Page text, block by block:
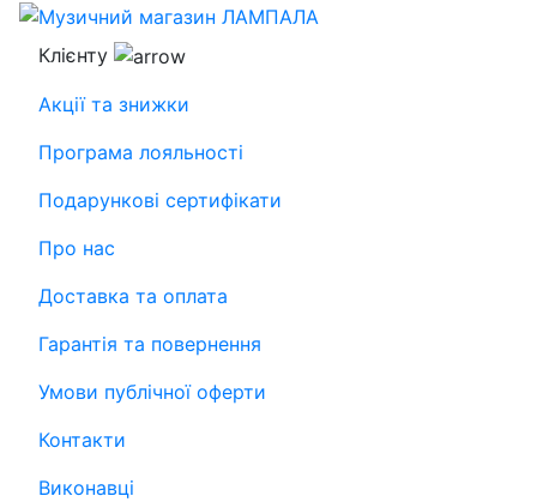
Клієнту
Акції та знижки
Програма лояльності
Подарункові сертифікати
Про нас
Доставка та оплата
Гарантія та повернення
Умови публічної оферти
Контакти
Виконавці